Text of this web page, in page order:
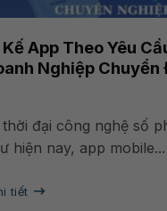
App Theo Yêu
Nghiệp Chuyển
đại công nghệ số
hiện nay, app mobile...
tiết